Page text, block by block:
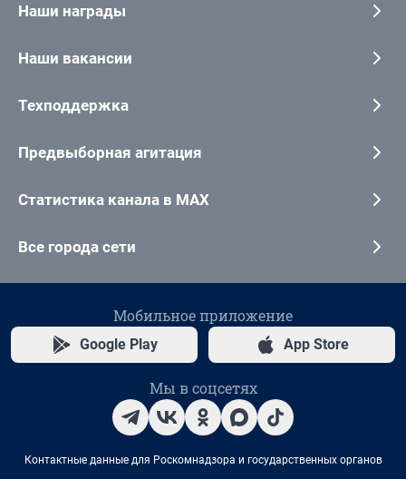
Наши награды
Наши вакансии
Техподдержка
Предвыборная агитация
Статистика канала в MAX
Все города сети
Мобильное приложение
Google Play App Store
Мы в соцсетях
Контактные данные для Роскомнадзора и государственных органов